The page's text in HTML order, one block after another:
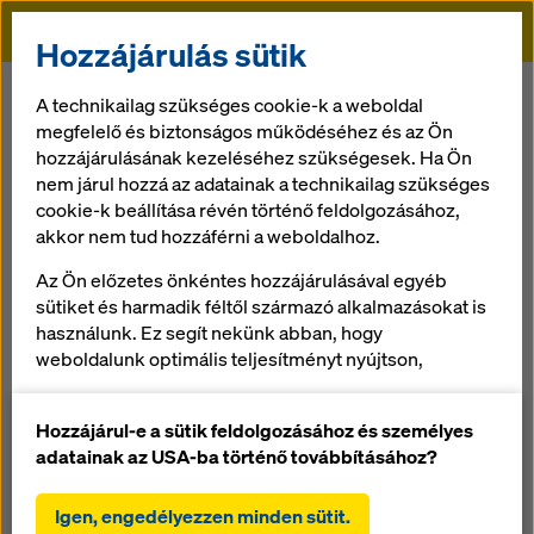
Doka
Szolgáltatások
Vissza az áttekintéshez
Betanító szakember
A Doka betanító szakember olyan speciálisan képzett,
gyakorlattal rendelkező helyszíni szakember, aki
elmagyarázza, hogyan kell a zsaluzatot hatékonyan és
biztonságosan használni - kezdve az eszközök
betanításig.
Hozzájárulás sütik
A technikailag szükséges cookie-k a weboldal
megfelelő és biztonságos működéséhez és az Ön
hozzájárulásának kezeléséhez szükségesek. Ha Ön
nem járul hozzá az adatainak a technikailag szükséges
cookie-k beállítása révén történő feldolgozásához,
akkor nem tud hozzáférni a weboldalhoz.
Az Ön előzetes önkéntes hozzájárulásával egyéb
sütiket és harmadik féltől származó alkalmazásokat is
használunk. Ez segít nekünk abban, hogy
weboldalunk optimális teljesítményt nyújtson,
a weboldalunk funkcionalitásának folyamatos
javítása (funkcionális és statisztikai sütik),
folyamat zökkenőmentes lebonyolításának
Hozzájárul-e a sütik feldolgozásához és személyes
adatainak az USA-ba történő továbbításához?
Igen, engedélyezzen minden sütit.